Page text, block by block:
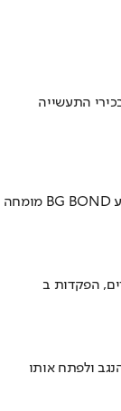
התעשייה
ולפתח אותו